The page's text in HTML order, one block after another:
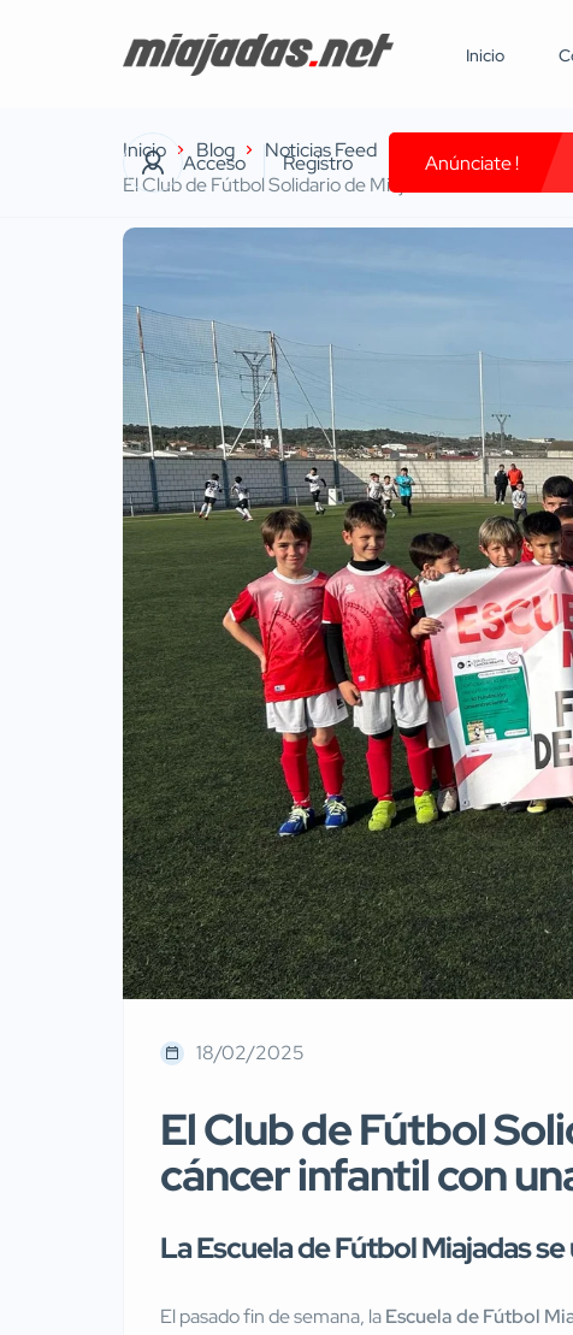
Inicio
Acceso Registro Anúnciate !
Inicio Blog
Noticias Feed
El Club de Fútbol Solidario de Miajadas se une a la
18/02/2025
El Club de Fútbol
cáncer infantil con
La Escuela de Fútbol Miajadas
El pasado fin de semana, laEscuela de Fútbol